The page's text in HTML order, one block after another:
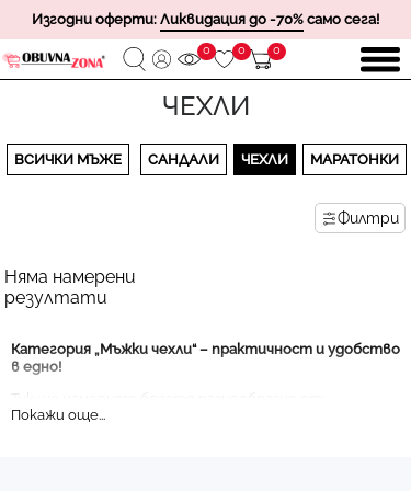
Изгодни оферти: Ликвидация до -70% само сега!
0 0 0
ЧЕХЛИ
ВСИЧКИ МЪЖЕ САНДАЛИ ЧЕХЛИ МАРАТОНКИ
Филтри
Няма намерени
резултати
Категория „Мъжки чехли“ – практичност и удобство
в едно!
Тук ще намерите богато разнообразие от: